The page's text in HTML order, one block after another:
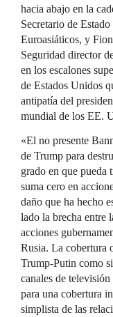
hacia abajo en la
Secretario de
Euroasiáticos, y
Seguridad director
en los escalones
de Estados Unidos
antipatía del
mundial de los EE.
«El no presente
de Trump para
grado en que pueda
suma cero en
daño que ha hecho
lado la brecha entre
acciones
Rusia. La cobertura
Trump-Putin como
canales de
para una cobertura
simplista de las